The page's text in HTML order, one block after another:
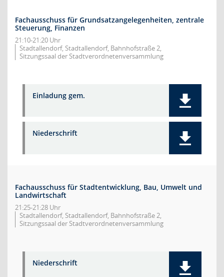
Fachausschuss für Grundsatzangelegenheiten, zentrale
Steuerung, Finanzen
21:10-21:20 Uhr
Stadtallendorf, Stadtallendorf, Bahnhofstraße 2,
Sitzungssaal der Stadtverordnetenversammlung
Einladung gem.
Niederschrift
Fachausschuss für Stadtentwicklung, Bau, Umwelt und
Landwirtschaft
21:25-21:28 Uhr
Stadtallendorf, Stadtallendorf, Bahnhofstraße 2,
Sitzungssaal der Stadtverordnetenversammlung
Niederschrift